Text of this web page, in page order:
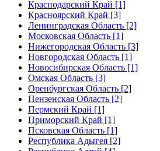
Краснодарский Край [1]
Красноярский Край [3]
Ленинградская Область [2]
Московская Область [1]
Нижегородская Область [3]
Новгородская Область [1]
Новосибирская Область [1]
Омская Область [3]
Оренбургская Область [2]
Пензенская Область [2]
Пермский Край [1]
Приморский Край [1]
Псковская Область [1]
Республика Адыгея [2]